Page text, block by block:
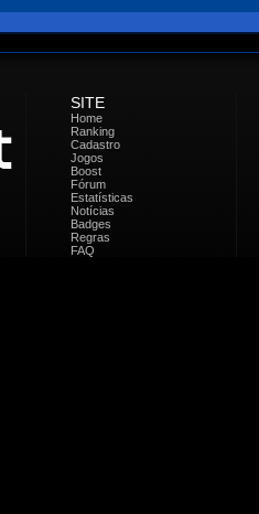
SITE
Home
Ranking
Cadastro
Jogos
Boost
Fórum
Estatísticas
Notícias
Badges
Regras
FAQ